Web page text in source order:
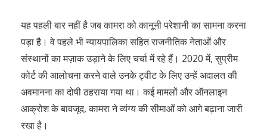
यह पहली बार नहीं है जब कामरा को कानूनी परेशानी का सामना करना
पड़ा है। वे पहले भी न्यायपालिका सहित राजनीतिक नेताओं और
संस्थानों का मज़ाक उड़ाने के लिए चर्चा में रहे हैं। 2020 में, सुप्रीम
कोर्ट की आलोचना करने वाले उनके ट्वीट के लिए उन्हें अदालत की
अवमानना ​​का दोषी ठहराया गया था। कई मामलों और ऑनलाइन
आक्रोश के बावजूद, कामरा ने व्यंग्य की सीमाओं को आगे बढ़ाना जारी
रखा है।